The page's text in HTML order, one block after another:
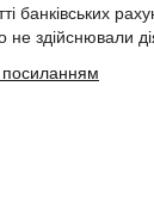
банківських
здійснювали
посиланням